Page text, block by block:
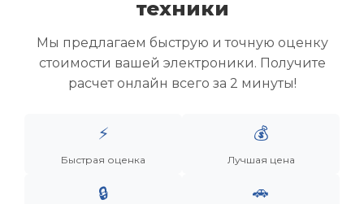
Скупка ноутбуков
Скупка игровых ноутбуков
Скупка рабочих ноутбуков
Скупка старых ноутбуков (б/у)
Скупка роутеров и сетевого оборудования
техники
Мы предлагаем быструю и точную оценку
стоимости вашей электроники. Получите
расчет онлайн всего за 2 минуты!
⚡
Быстрая оценка
💰
Лучшая цена
🔒 🚗